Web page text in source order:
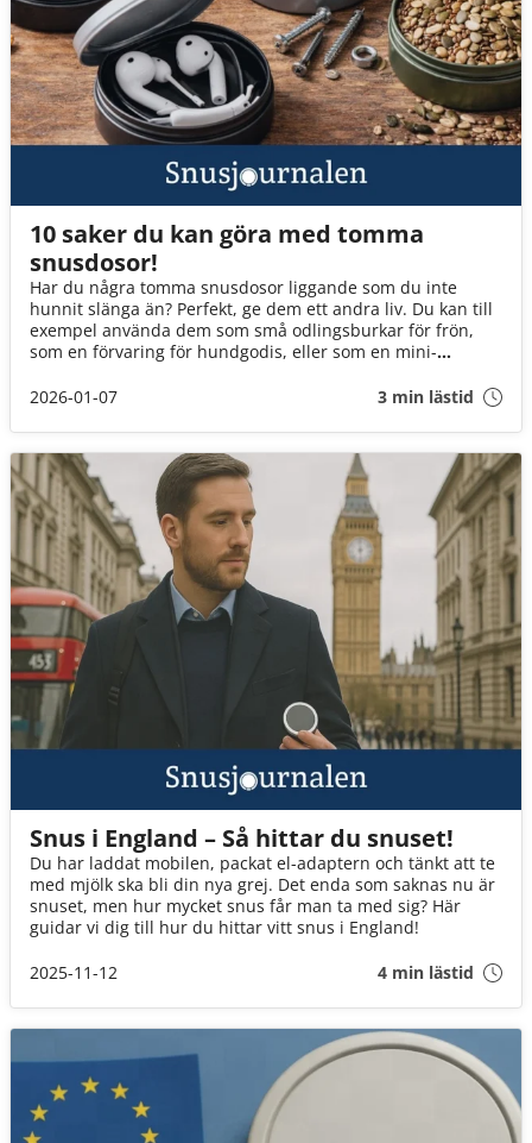
10 saker du kan göra med tomma
snusdosor!
Har du några tomma snusdosor liggande som du inte
hunnit slänga än? Perfekt, ge dem ett andra liv. Du kan till
exempel använda dem som små odlingsburkar för frön,
som en förvaring för hundgodis, eller som en mini-
2026-01-07
3 min lästid
Snus i England – Så hittar du snuset!
Du har laddat mobilen, packat el-adaptern och tänkt att te
med mjölk ska bli din nya grej. Det enda som saknas nu är
snuset, men hur mycket snus får man ta med sig? Här
guidar vi dig till hur du hittar vitt snus i England!
2025-11-12
4 min lästid